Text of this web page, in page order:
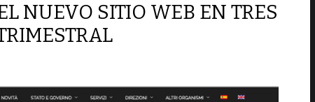
NUEVO SITIO WEB EN TRES